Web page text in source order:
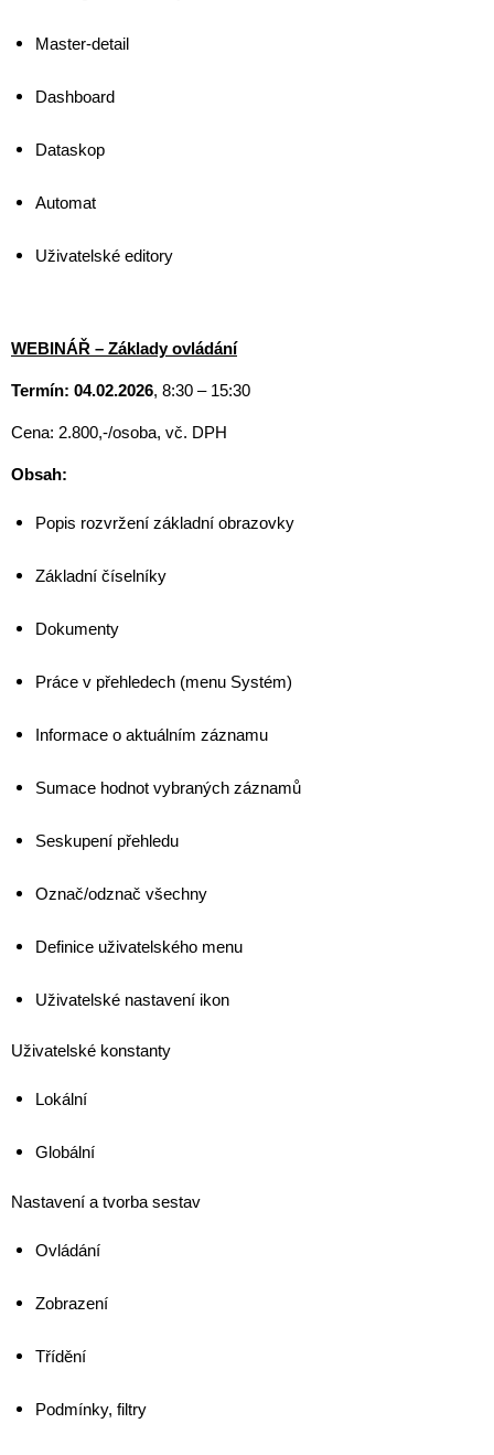
Master-detail
Dashboard
Dataskop
Automat
Uživatelské editory
WEBINÁŘ – Základy ovládání
Termín: 04.02.2026, 8:30 – 15:30
Cena: 2.800,-/osoba, vč. DPH
Obsah:
Popis rozvržení základní obrazovky
Základní číselníky
Dokumenty
Práce v přehledech (menu Systém)
Informace o aktuálním záznamu
Sumace hodnot vybraných záznamů
Seskupení přehledu
Označ/odznač všechny
Definice uživatelského menu
Uživatelské nastavení ikon
Uživatelské konstanty
Lokální
Globální
Nastavení a tvorba sestav
Ovládání
Zobrazení
Třídění
Podmínky, filtry